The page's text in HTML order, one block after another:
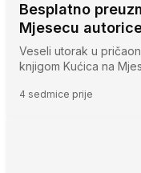
Besplatno
Mjesecu
Veseli utorak u
knjigom Kućica na
4 sedmice prije